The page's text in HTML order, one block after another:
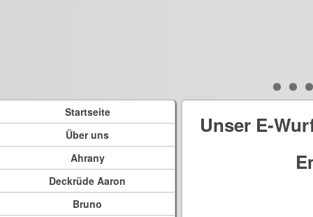
Startseite
Über uns
Ahrany
Deckrüde Aaron
Bruno
Unser E-